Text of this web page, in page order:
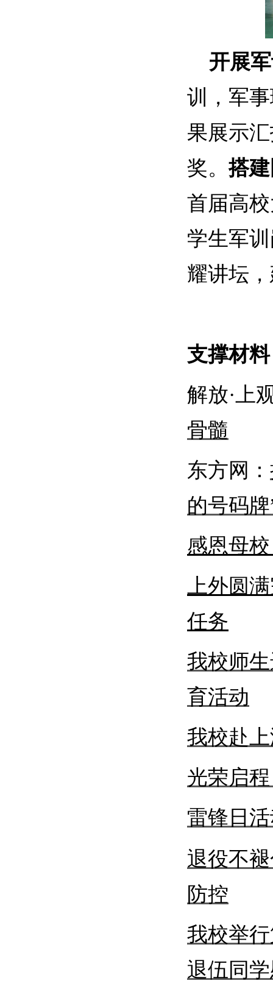
开展
训，军
果展示
奖。搭
首届高
学生军
耀讲坛
支撑材
解放· 上
骨髓
东方网：
的号码
感恩母
上外圆
任务
我校师
育活动
我校赴
光荣启
雷锋日
退役不
防控
我校举
退伍同